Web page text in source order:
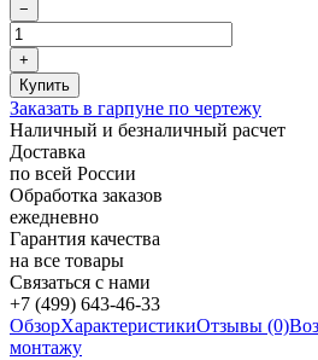
Заказать в гарпуне по чертежу
Наличный и безналичный расчет
Доставка
по всей России
Обработка заказов
ежедневно
Гарантия качества
на все товары
Связаться с нами
+7 (499) 643-46-33
ОбзорХарактеристикиОтзывы (0)
монтажу